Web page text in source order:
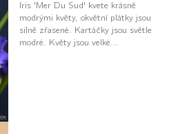
Iris 'Mer Du Sud' kvete krásně
modrými květy, okvětní plátky jsou
silně zřasené. Kartáčky jsou světle
modré. Květy jsou velké…